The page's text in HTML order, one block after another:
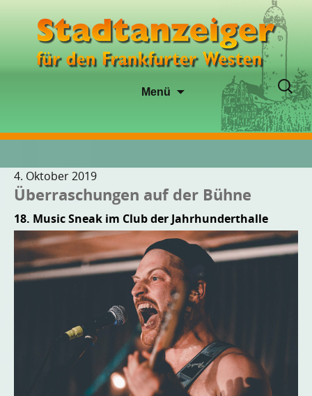
Menü
springen
Suchen
nach:
4. Oktober 2019
Überraschungen auf der Bühne
18. Music Sneak im Club der Jahrhunderthalle